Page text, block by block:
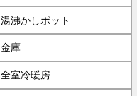
湯沸かしポット
金庫
全室冷暖房